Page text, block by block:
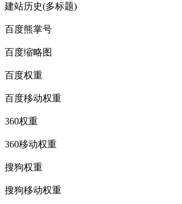
建站历史(多标题)
百度熊掌号
百度缩略图
百度权重
百度移动权重
360权重
360移动权重
搜狗权重
搜狗移动权重